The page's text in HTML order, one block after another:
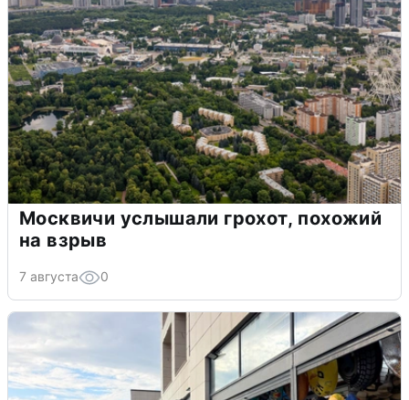
Москвичи услышали грохот, похожий
на взрыв
7 августа 0